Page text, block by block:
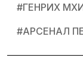
#ГЕНРИХ
#АРСЕНАЛ